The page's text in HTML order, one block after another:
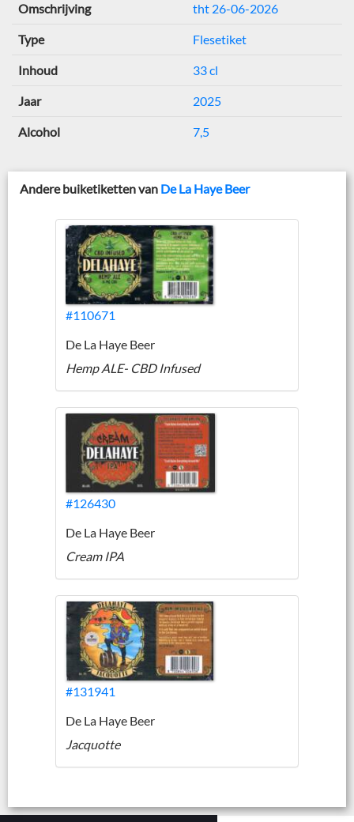
Omschrijving tht 26-06-2026
Type Flesetiket
Inhoud 33 cl
Jaar 2025
Alcohol 7,5
Andere buiketiketten van De La Haye Beer
#110671
De La Haye Beer
Hemp ALE- CBD Infused
#126430
De La Haye Beer
Cream IPA
#131941
De La Haye Beer
Jacquotte